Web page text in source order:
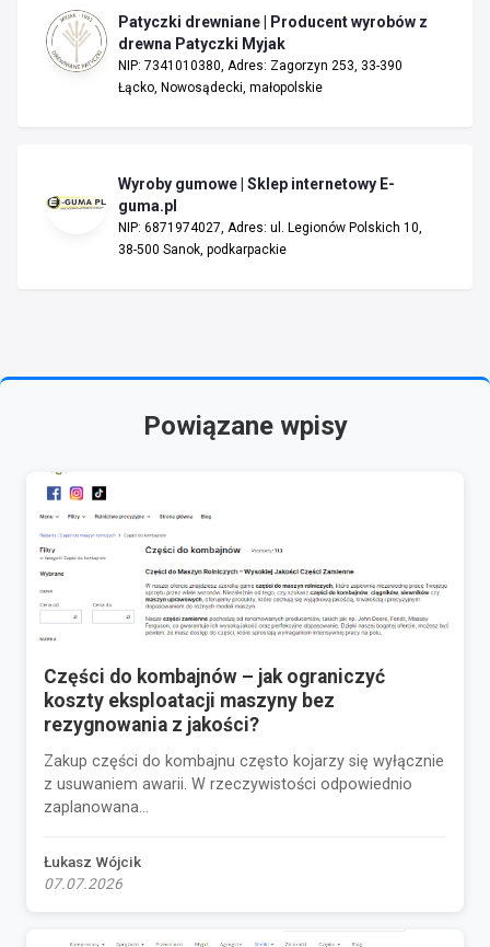
Patyczki drewniane | Producent wyrobów z
drewna Patyczki Myjak
NIP: 7341010380, Adres: Zagorzyn 253, 33-390
Łącko, Nowosądecki, małopolskie
Wyroby gumowe | Sklep internetowy E-
guma.pl
NIP: 6871974027, Adres: ul. Legionów Polskich 10,
38-500 Sanok, podkarpackie
Powiązane wpisy
Części do kombajnów – jak ograniczyć
koszty eksploatacji maszyny bez
rezygnowania z jakości?
Zakup części do kombajnu często kojarzy się wyłącznie
z usuwaniem awarii. W rzeczywistości odpowiednio
zaplanowana...
Łukasz Wójcik
07.07.2026